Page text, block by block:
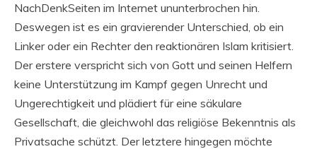
NachDenkSeiten im Internet ununterbrochen hin.
Deswegen ist es ein gravierender Unterschied, ob ein
Linker oder ein Rechter den reaktionären Islam kritisiert.
Der erstere verspricht sich von Gott und seinen Helfern
keine Unterstützung im Kampf gegen Unrecht und
Ungerechtigkeit und plädiert für eine säkulare
Gesellschaft, die gleichwohl das religiöse Bekenntnis als
Privatsache schützt. Der letztere hingegen möchte